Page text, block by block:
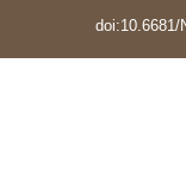
doi:10.6681/